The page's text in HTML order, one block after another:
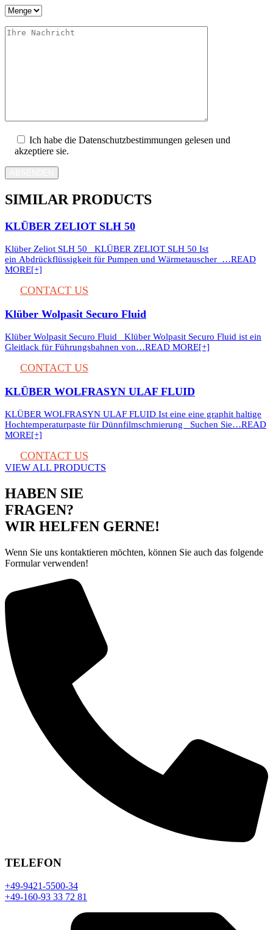
Ich habe die Datenschutzbestimmungen gelesen und
akzeptiere sie.
SIMILAR PRODUCTS
KLÜBER ZELIOT SLH 50
Klüber Zeliot SLH 50 KLÜBER ZELIOT SLH 50 Ist
ein Abdrückflüssigkeit für Pumpen und Wärmetauscher …READ
MORE[+]
CONTACT US
Klüber Wolpasit Securo Fluid
Klüber Wolpasit Securo Fluid Klüber Wolpasit Securo Fluid ist ein
Gleitlack für Führungsbahnen von…READ MORE[+]
CONTACT US
KLÜBER WOLFRASYN ULAF FLUID
KLÜBER WOLFRASYN ULAF FLUID Ist eine eine graphit haltige
Hochtemperaturpaste für Dünnfilmschmierung Suchen Sie…READ
MORE[+]
CONTACT US
VIEW ALL PRODUCTS
HABEN SIE
FRAGEN?
WIR HELFEN GERNE!
Wenn Sie uns kontaktieren möchten, können Sie auch das folgende
Formular verwenden!
TELEFON
+49-9421-5500-34
+49-160-93 33 72 81